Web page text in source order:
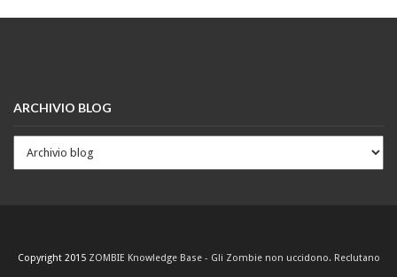
ARCHIVIO BLOG
Copyright 2015 ZOMBIE Knowledge Base - Gli Zombie non uccidono. Reclutano